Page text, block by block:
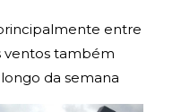
entre
ventos também
da semana